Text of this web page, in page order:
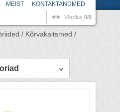
MEIST KONTAKTANDMED
Võrdlus 0/0
/ Kõrvakaitsmed /